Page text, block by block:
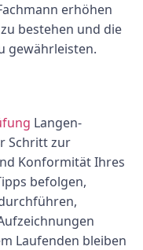
erhöhen
bestehen und die
gewährleisten.
Langen-
Schritt zur
Konformität Ihres
befolgen,
Laufenden bleiben